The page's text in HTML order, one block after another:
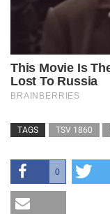
TAGS TSV 1860
0